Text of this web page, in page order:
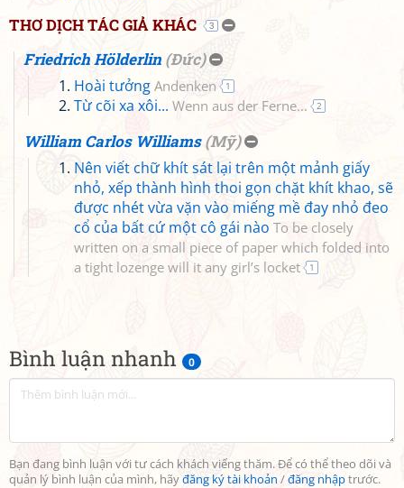
Bình luận nhanh 0
Bạn đang bình luận với tư cách khách viếng thăm. Để có thể theo dõi và
quản lý bình luận của mình, hãyđăng ký tài khoản /đăng nhậptrước.
THƠ DỊCH TÁC GIẢ KHÁC 3
Friedrich Hölderlin (Đức)
Hoài tưởng Andenken 1
Từ cõi xa xôi... Wenn aus der Ferne... 2
William Carlos Williams (Mỹ)
Nên viết chữ khít sát lại trên một mảnh giấy
nhỏ, xếp thành hình thoi gọn chặt khít khao, sẽ
được nhét vừa vặn vào miếng mề đay nhỏ đeo
cổ của bất cứ một cô gái nào To be closely
written on a small piece of paper which folded into
a tight lozenge will it any girl’s locket
1